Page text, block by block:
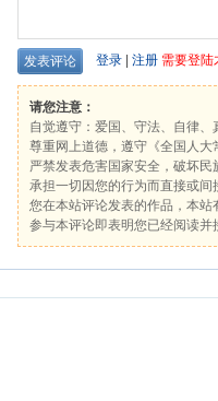
登录 注册 需要登陆
请您注意：
自觉遵守：爱国、守法、自律、
尊重网上道德，遵守《全国人
严禁发表危害国家安全，破坏
承担一切因您的行为而直接或
您在本站评论发表的作品，本
参与本评论即表明您已经阅读并